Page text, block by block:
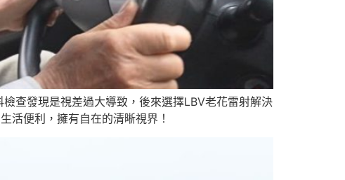
查發現是視差過大導致，後來選擇LBV老花雷射解決
活便利，擁有自在的清晰視界！